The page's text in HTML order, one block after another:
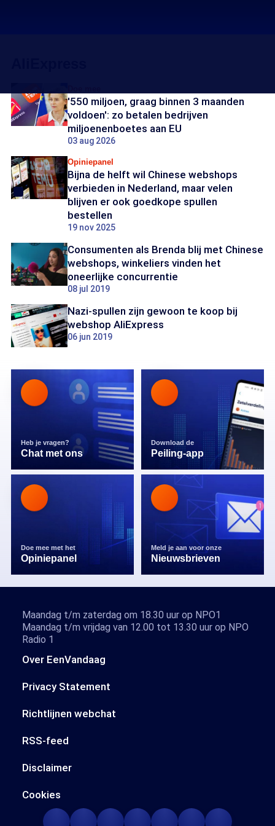
'550 miljoen, graag binnen 3 maanden
voldoen': zo betalen bedrijven
miljoenenboetes aan EU
03 aug 2026
Opiniepanel
Bijna de helft wil Chinese webshops
verbieden in Nederland, maar velen
blijven er ook goedkope spullen
bestellen
19 nov 2025
Consumenten als Brenda blij met Chinese
webshops, winkeliers vinden het
oneerlijke concurrentie
08 jul 2019
Nazi-spullen zijn gewoon te koop bij
webshop AliExpress
06 jun 2019
Heb je vragen?
Chat met ons
Download de
Peiling-app
Doe mee met het
Opiniepanel
Meld je aan voor onze
Nieuwsbrieven
Over EenVandaag
Privacy Statement
Richtlijnen webchat
RSS-feed
Disclaimer
Cookies
Maandag t/m zaterdag om 18.30 uur op NPO1
Maandag t/m vrijdag van 12.00 tot 13.30 uur op NPO
Radio 1